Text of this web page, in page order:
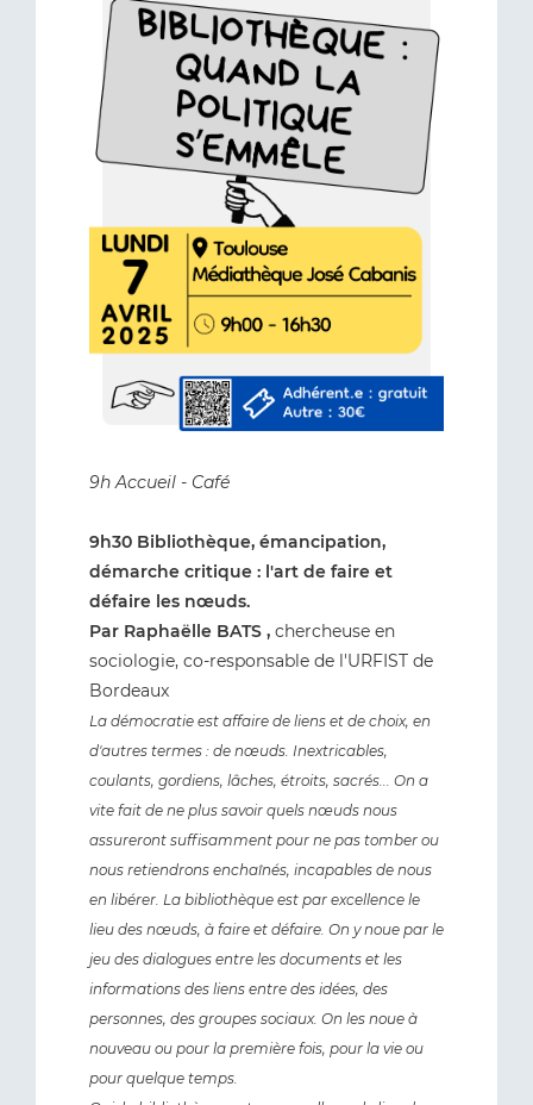
9h Accueil - Café
9h30 Bibliothèque, émancipation,
démarche critique : l'art de faire et
défaire les nœuds.
Par Raphaëlle BATS , chercheuse en
sociologie, co-responsable de l'URFIST de
Bordeaux
La démocratie est affaire de liens et de choix, en
d'autres termes : de nœuds. Inextricables,
coulants, gordiens, lâches, étroits, sacrés... On a
vite fait de ne plus savoir quels nœuds nous
assureront suffisamment pour ne pas tomber ou
nous retiendrons enchaînés, incapables de nous
en libérer. La bibliothèque est par excellence le
lieu des nœuds, à faire et défaire. On y noue par le
jeu des dialogues entre les documents et les
informations des liens entre des idées, des
personnes, des groupes sociaux. On les noue à
nouveau ou pour la première fois, pour la vie ou
pour quelque temps.